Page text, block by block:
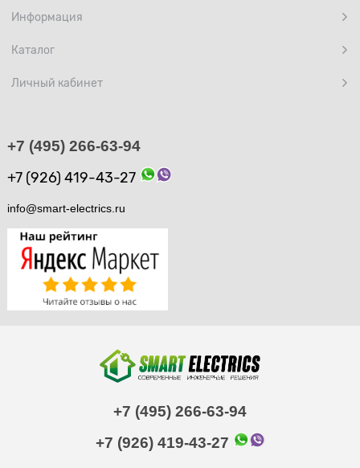
Информация
Каталог
Личный кабинет
+7 (495) 266-63-94
+7 (926) 419-43-27
info@smart-electrics.ru
+7 (495) 266-63-94
+7 (926) 419-43-27